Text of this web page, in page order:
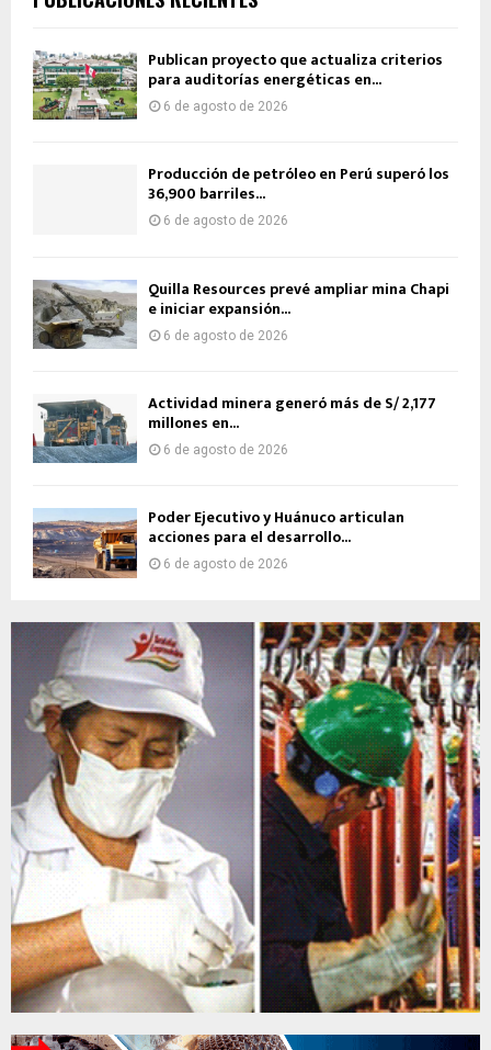
Publican proyecto que actualiza criterios
para auditorías energéticas en...
6 de agosto de 2026
Producción de petróleo en Perú superó los
36,900 barriles...
6 de agosto de 2026
Quilla Resources prevé ampliar mina Chapi
e iniciar expansión...
6 de agosto de 2026
Actividad minera generó más de S/ 2,177
millones en...
6 de agosto de 2026
Poder Ejecutivo y Huánuco articulan
acciones para el desarrollo...
6 de agosto de 2026